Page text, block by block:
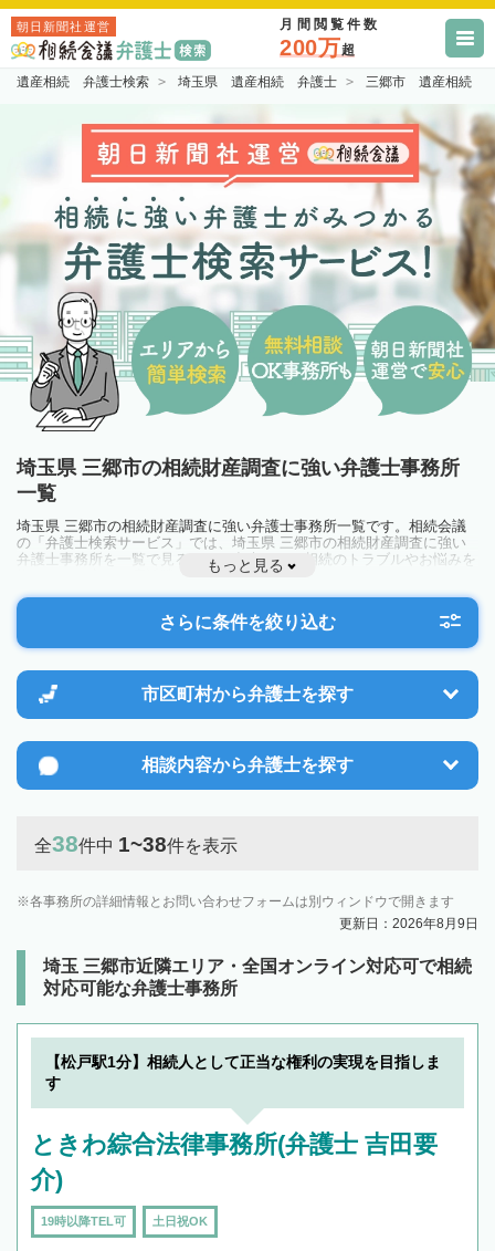
朝日新聞社運営 月間閲覧件数
200万超
遺産相続 弁護士検索 埼玉県 遺産相続 弁護士 三郷市 遺産相続
埼玉県 三郷市の相続財産調査に強い弁護士事務所
一覧
埼玉県 三郷市の相続財産調査に強い弁護士事務所一覧です。相続会議
の「弁護士検索サービス」では、埼玉県 三郷市の相続財産調査に強い
弁護士事務所を一覧で見ることが出来ます。相続のトラブルやお悩みを
抱えている方は一度近隣の弁護士に相談してみましょう。
もっと見る
さらに条件を絞り込む
市区町村から弁護士を探す
相談内容から弁護士を探す
全38件中 1~38件を表示
各事務所の詳細情報とお問い合わせフォームは別ウィンドウで開きます
更新日：2026年8月9日
埼玉 三郷市近隣エリア・全国オンライン対応可で相続
対応可能な弁護士事務所
【松戸駅1分】相続人として正当な権利の実現を目指しま
す
ときわ綜合法律事務所(弁護士 吉田要
介)
19時以降TEL可 土日祝OK